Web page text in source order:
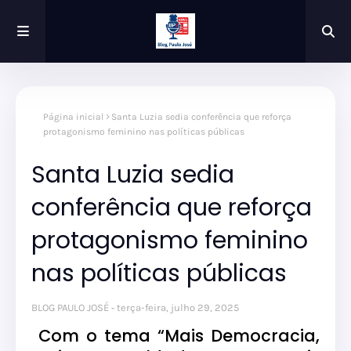
Página inicial
Santa Luzia sedia conferência que reforça
protagonismo feminino nas políticas públicas
Santa Luzia sedia
conferência que reforça
protagonismo feminino
nas políticas públicas
BLOG PAULO JOSÉ terça-feira, julho 29, 2025
Com o tema “Mais Democracia,